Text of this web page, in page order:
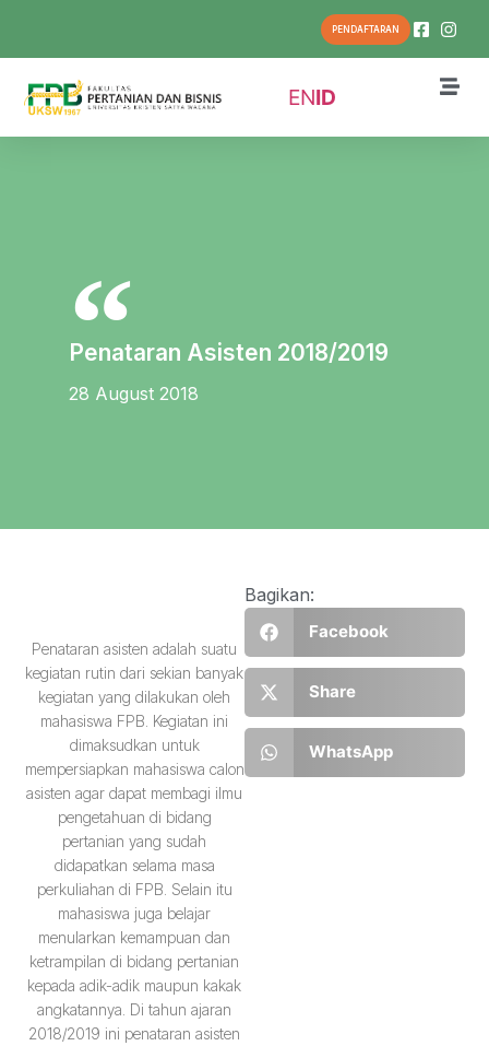
PENDAFTARAN
ENID
Penataran Asisten 2018/2019
28 August 2018
Penataran asisten adalah suatu
kegiatan rutin dari sekian banyak
kegiatan yang dilakukan oleh
mahasiswa FPB. Kegiatan ini
dimaksudkan untuk
mempersiapkan mahasiswa calon
asisten agar dapat membagi ilmu
pengetahuan di bidang
pertanian yang sudah
didapatkan selama masa
perkuliahan di FPB. Selain itu
mahasiswa juga belajar
menularkan kemampuan dan
ketrampilan di bidang pertanian
kepada adik-adik maupun kakak
angkatannya. Di tahun ajaran
2018/2019 ini penataran asisten
Bagikan:
Facebook
Share
WhatsApp